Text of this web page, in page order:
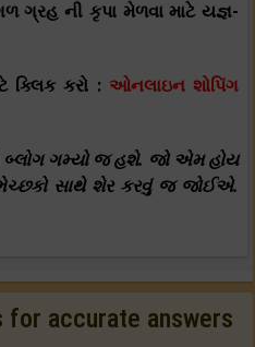
ગ્રહ ની કૃપા મેળવા માટે યજ્ઞ-
ક્લિક કરો : ઓનલાઇન શોપિંગ
ગમ્યો જ હશે. જો એમ હોય
સાથે શેર કરવું જ જોઈએ.
accurate answers